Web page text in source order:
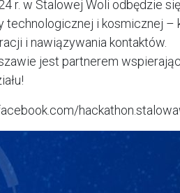
r. w Stalowej Woli odbędzie
technologicznej i kosmicznej –
i nawiązywania kontaktów.
jest partnerem